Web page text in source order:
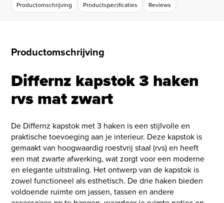
Productomschrijving Productspecificaties Reviews
Productomschrijving
Differnz kapstok 3 haken
rvs mat zwart
De Differnz kapstok met 3 haken is een stijlvolle en
praktische toevoeging aan je interieur. Deze kapstok is
gemaakt van hoogwaardig roestvrij staal (rvs) en heeft
een mat zwarte afwerking, wat zorgt voor een moderne
en elegante uitstraling. Het ontwerp van de kapstok is
zowel functioneel als esthetisch. De drie haken bieden
voldoende ruimte om jassen, tassen en andere